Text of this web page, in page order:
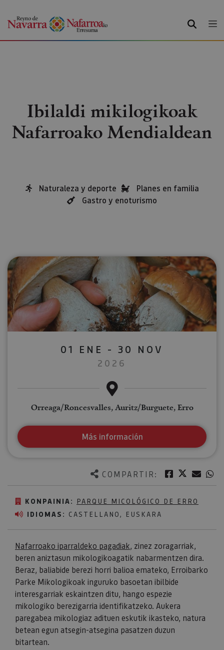
BILATU
Ibilaldi mikilogikoak
Nafarroako Mendialdean
Naturaleza y deporte
Planes en familia
Gastro y enoturismo
COMPARTIR: Facebook
Twitter
KONPAINIA: PARQUE MICOLÓGICO DE ERRO
IDIOMAS: CASTELLANO, EUSKARA
Nafarroako iparraldeko pagadiak, zinez zoragarriak,
beren aniztasun mikologikoagatik nabarmentzen dira.
Beraz, baliabide berezi horri balioa emateko, Erroibarko
Parke Mikologikoak inguruko basoetan ibilbide
interesgarriak eskaintzen ditu, hango espezie
mikologiko berezigarria identifikatzeko. Aukera
paregabea mikologiaz adituen eskutik ikasteko, natura
betean egun atsegin-atsegina pasatzen duzun
bitartean.
01 ENE - 30 NOV
2026
Orreaga/Roncesvalles, Auritz/Burguete, Erro
Más información